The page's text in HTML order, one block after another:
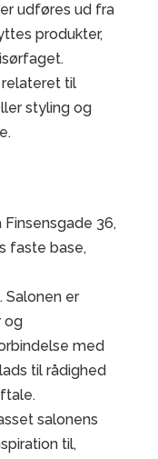
udføres ud fra
produkter,
til
styling og
36,
faste base,
Salonen er
og
med
til rådighed
salonens
til,